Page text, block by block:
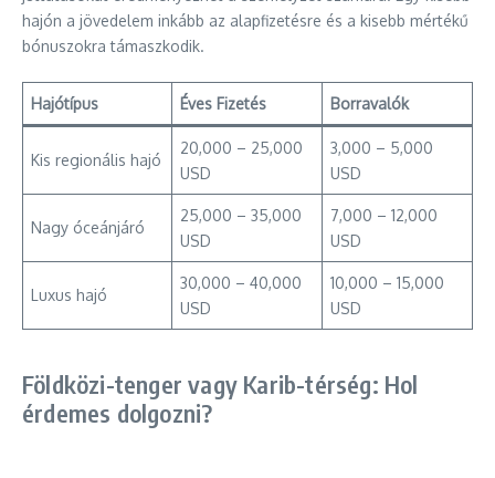
hajón a jövedelem inkább az alapfizetésre és a kisebb mértékű
bónuszokra támaszkodik.
Hajótípus Éves Fizetés Borravalók
Kis regionális hajó
20,000 – 25,000
USD
3,000 – 5,000
USD
Nagy óceánjáró
25,000 – 35,000
USD
7,000 – 12,000
USD
Luxus hajó
30,000 – 40,000
USD
10,000 – 15,000
USD
Földközi-tenger vagy Karib-térség: Hol
érdemes dolgozni?